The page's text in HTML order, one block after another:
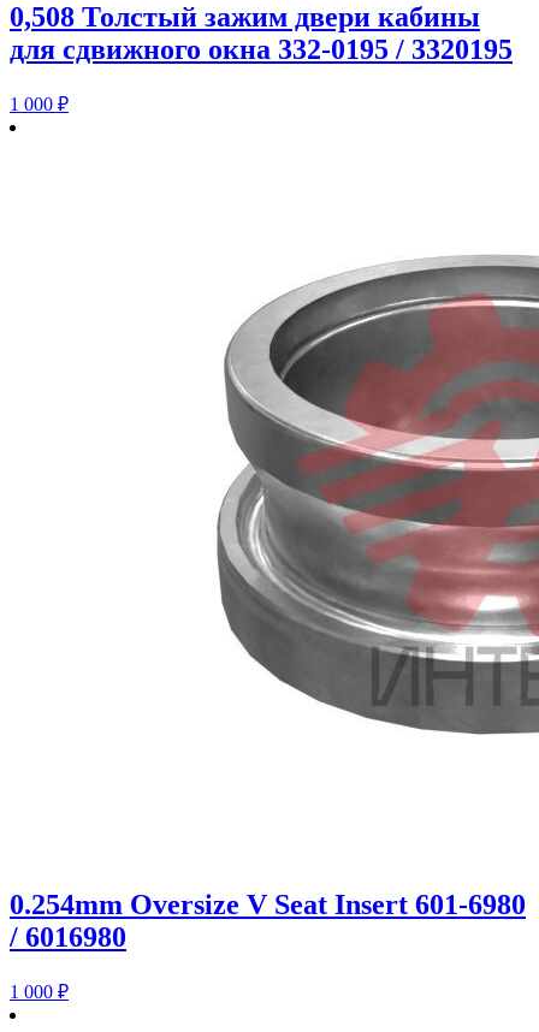
0,508 Толстый зажим двери кабины
для сдвижного окна 332-0195 / 3320195
1 000 ₽
0.254mm Oversize V Seat Insert 601-6980
/ 6016980
1 000 ₽